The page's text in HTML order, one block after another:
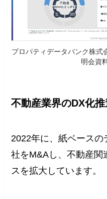
プロパティデータバンク株式
明会資
不動産業界のDX化推
2022年に、紙ベース
社をM&Aし、不動産関
スを拡大しています。